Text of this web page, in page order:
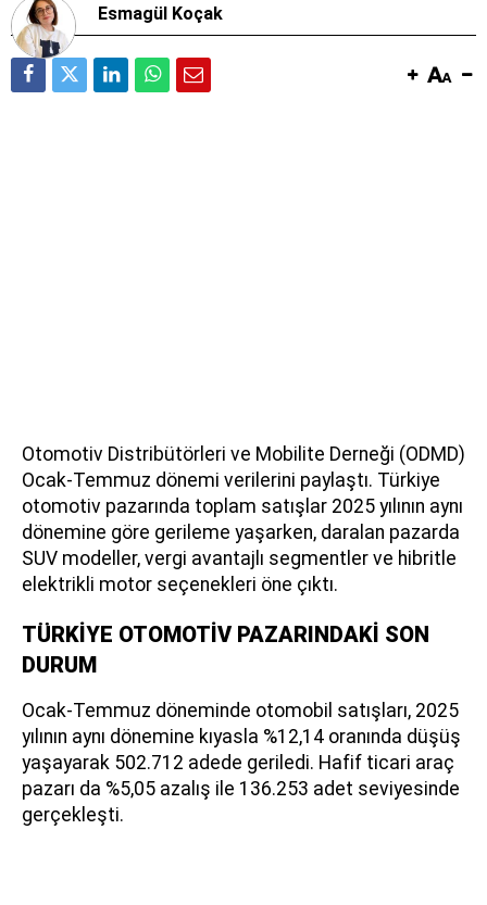
Esmagül Koçak
Otomotiv Distribütörleri ve Mobilite Derneği (ODMD)
Ocak-Temmuz dönemi verilerini paylaştı. Türkiye
otomotiv pazarında toplam satışlar 2025 yılının aynı
dönemine göre gerileme yaşarken, daralan pazarda
SUV modeller, vergi avantajlı segmentler ve hibritle
elektrikli motor seçenekleri öne çıktı.
TÜRKİYE OTOMOTİV PAZARINDAKİ SON
DURUM
Ocak-Temmuz döneminde otomobil satışları, 2025
yılının aynı dönemine kıyasla %12,14 oranında düşüş
yaşayarak 502.712 adede geriledi. Hafif ticari araç
pazarı da %5,05 azalış ile 136.253 adet seviyesinde
gerçekleşti.